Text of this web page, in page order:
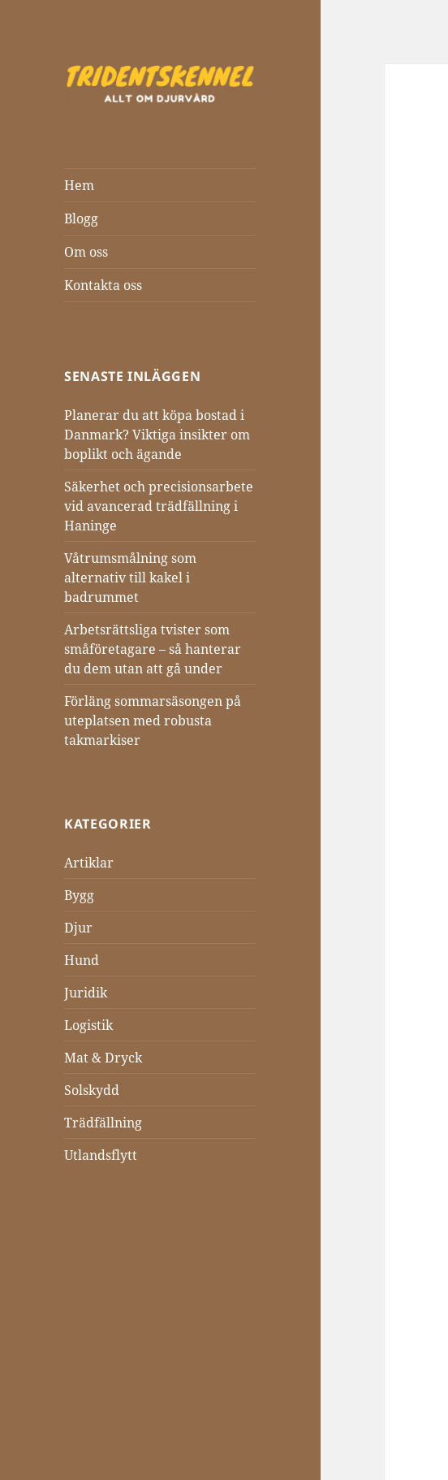
Hem
Blogg
Om oss
Kontakta oss
SENASTE INLÄGGEN
Planerar du att köpa bostad i
Danmark? Viktiga insikter om
boplikt och ägande
Säkerhet och precisionsarbete
vid avancerad trädfällning i
Haninge
Våtrumsmålning som
alternativ till kakel i
badrummet
Arbetsrättsliga tvister som
småföretagare – så hanterar
du dem utan att gå under
Förläng sommarsäsongen på
uteplatsen med robusta
takmarkiser
KATEGORIER
Artiklar
Bygg
Djur
Hund
Juridik
Logistik
Mat & Dryck
Solskydd
Trädfällning
Utlandsflytt